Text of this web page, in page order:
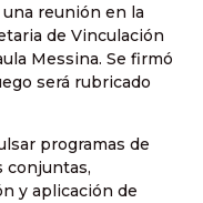
reunión en la
de Vinculación
Messina. Se firmó
será rubricado
programas de
conjuntas,
y aplicación de